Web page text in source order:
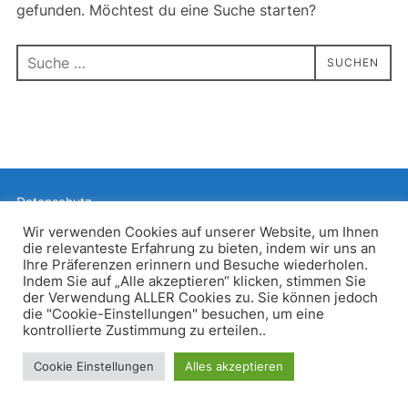
gefunden. Möchtest du eine Suche starten?
Suchen
nach:
SUCHEN
Datenschutz
Inspiro WordPress Theme von WPZOOM
Wir verwenden Cookies auf unserer Website, um Ihnen
die relevanteste Erfahrung zu bieten, indem wir uns an
Ihre Präferenzen erinnern und Besuche wiederholen.
Indem Sie auf „Alle akzeptieren“ klicken, stimmen Sie
der Verwendung ALLER Cookies zu. Sie können jedoch
die "Cookie-Einstellungen" besuchen, um eine
kontrollierte Zustimmung zu erteilen..
Cookie Einstellungen Alles akzeptieren